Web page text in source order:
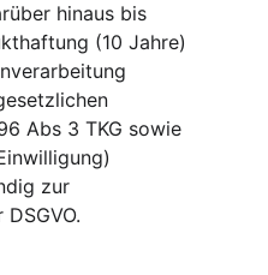
hinaus bis
(10 Jahre)
Abs 3 TKG sowie
zur